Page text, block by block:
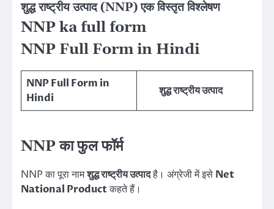
शुद्ध राष्ट्रीय उत्पाद (NNP) एक विस्तृत विश्लेषण
NNP ka full form
NNP Full Form in Hindi
NNP Full Form in
Hindi
शुद्ध राष्ट्रीय उत्पाद
NNP का फुल फॉर्म
NNP का पूरा नामशुद्ध राष्ट्रीय उत्पादहै। अंग्रेजी में इसे Net
National Productकहते हैं।